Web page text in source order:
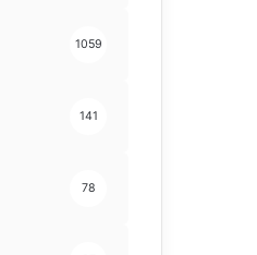
1059
141
78